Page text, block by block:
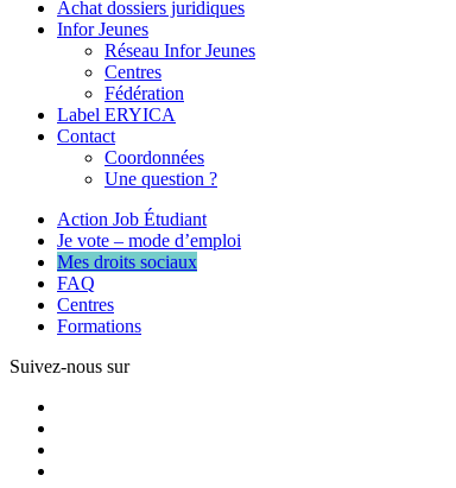
Achat dossiers juridiques
Infor Jeunes
Réseau Infor Jeunes
Centres
Fédération
Label ERYICA
Contact
Coordonnées
Une question ?
Action Job Étudiant
Je vote – mode d’emploi
Mes droits sociaux
FAQ
Centres
Formations
Suivez-nous sur